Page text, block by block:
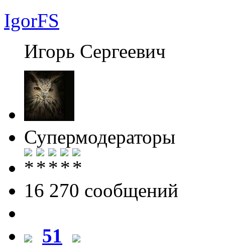
IgorFS
Игорь Сергеевич
Супермодераторы
16 270 cообщений
51